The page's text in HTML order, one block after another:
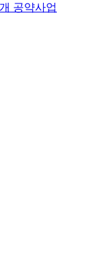
공약사업